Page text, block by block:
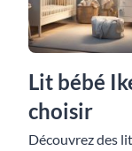
Lit bébé
choisir
Découvrez des